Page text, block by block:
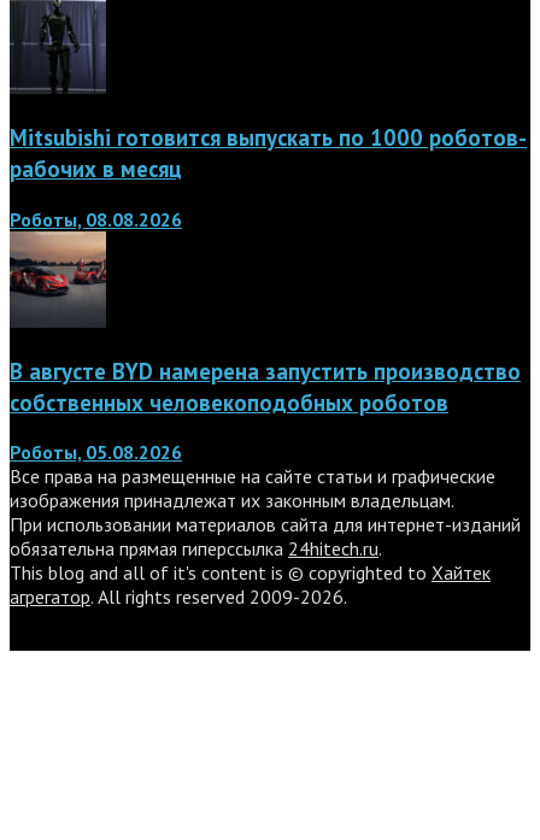
Mitsubishi готовится выпускать по 1000 роботов-
рабочих в месяц
Роботы, 08.08.2026
В августе BYD намерена запустить производство
собственных человекоподобных роботов
Роботы, 05.08.2026
Все права на размещенные на сайте статьи и графические
изображения принадлежат их законным владельцам.
При использовании материалов сайта для интернет-изданий
обязательна прямая гиперссылка 24hitech.ru.
This blog and all of it's content is © copyrighted to Хайтек
агрегатор. All rights reserved 2009-2026.